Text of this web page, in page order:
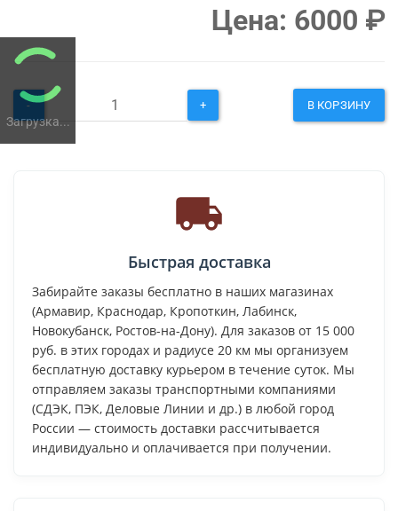
Загрузка...
Цена: 6000 ₽
- + В КОРЗИНУ
Быстрая доставка
Забирайте заказы бесплатно в наших магазинах
(Армавир, Краснодар, Кропоткин, Лабинск,
Новокубанск, Ростов-на-Дону). Для заказов от 15 000
руб. в этих городах и радиусе 20 км мы организуем
бесплатную доставку курьером в течение суток. Мы
отправляем заказы транспортными компаниями
(СДЭК, ПЭК, Деловые Линии и др.) в любой город
России — стоимость доставки рассчитывается
индивидуально и оплачивается при получении.